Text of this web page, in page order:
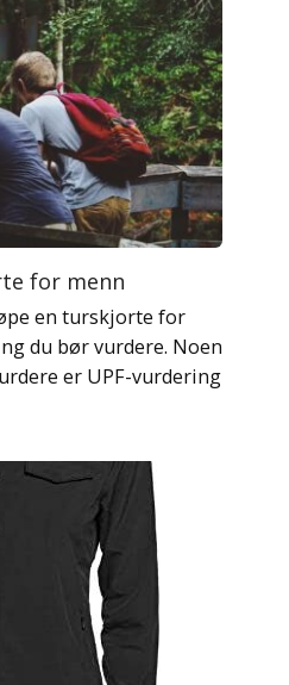
for menn
en turskjorte for
du bør vurdere. Noen
er UPF-vurdering